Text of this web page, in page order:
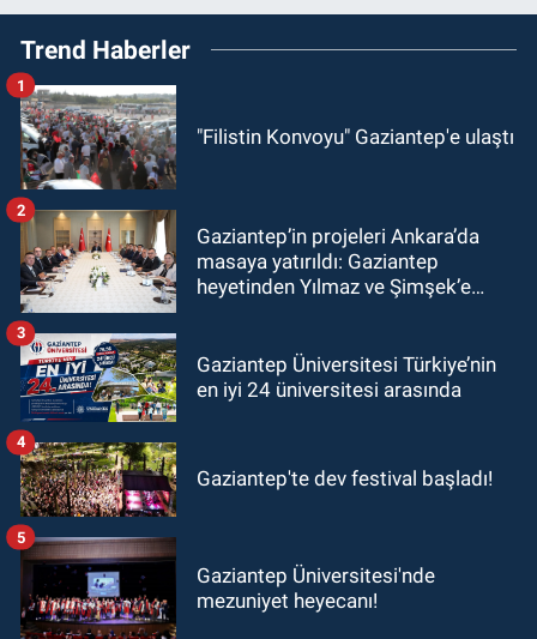
Trend Haberler
"Filistin Konvoyu" Gaziantep'e ulaştı
1
Gaziantep’in projeleri Ankara’da
masaya yatırıldı: Gaziantep
heyetinden Yılmaz ve Şimşek’e
2
Gaziantep Üniversitesi Türkiye’nin
en iyi 24 üniversitesi arasında
3
Gaziantep'te dev festival başladı!
4
Gaziantep Üniversitesi'nde
mezuniyet heyecanı!
5